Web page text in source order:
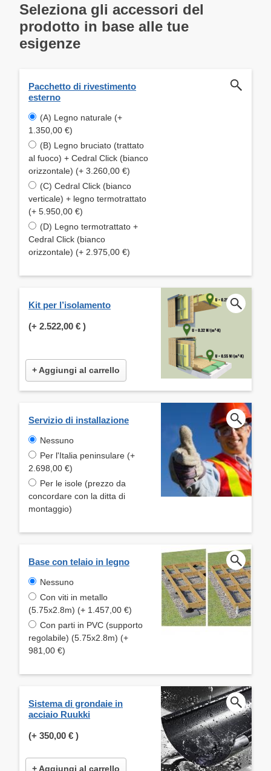
Seleziona gli accessori del
prodotto in base alle tue
esigenze
Pacchetto di rivestimento
esterno
(A) Legno naturale (+
1.350,00 €)
(B) Legno bruciato (trattato
al fuoco) + Cedral Click (bianco
orizzontale) (+ 3.260,00 €)
(C) Cedral Click (bianco
verticale) + legno termotrattato
(+ 5.950,00 €)
(D) Legno termotrattato +
Cedral Click (bianco
orizzontale) (+ 2.975,00 €)
Kit per l’isolamento
(+ 2.522,00 € )
+ Aggiungi al carrello
Servizio di installazione
Nessuno
Per l'Italia peninsulare (+
2.698,00 €)
Per le isole (prezzo da
concordare con la ditta di
montaggio)
Base con telaio in legno
Nessuno
Con viti in metallo
(5.75x2.8m) (+ 1.457,00 €)
Con parti in PVC (supporto
regolabile) (5.75x2.8m) (+
981,00 €)
Sistema di grondaie in
acciaio Ruukki
(+ 350,00 € )
+ Aggiungi al carrello